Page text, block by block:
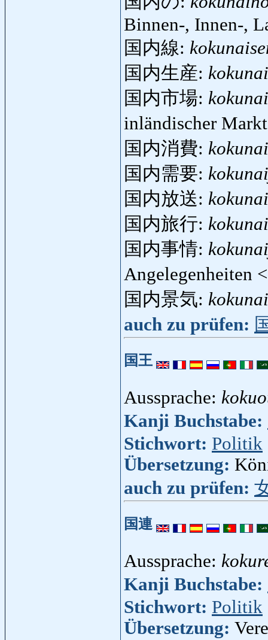
Binnen-, Innen-,
国内線:
国内生産:
国内市場:
inländischer
国内消費:
国内需要:
国内放送:
国内旅行:
国内事情:
Angelegenheiten
国内景気:
auch zu prüfen:
国王
Aussprache:
Kanji Buchstabe:
Stichwort: Politik
Übersetzung:
auch zu prüfen:
国連
Aussprache:
Kanji Buchstabe:
Stichwort: Politik
Übersetzung: